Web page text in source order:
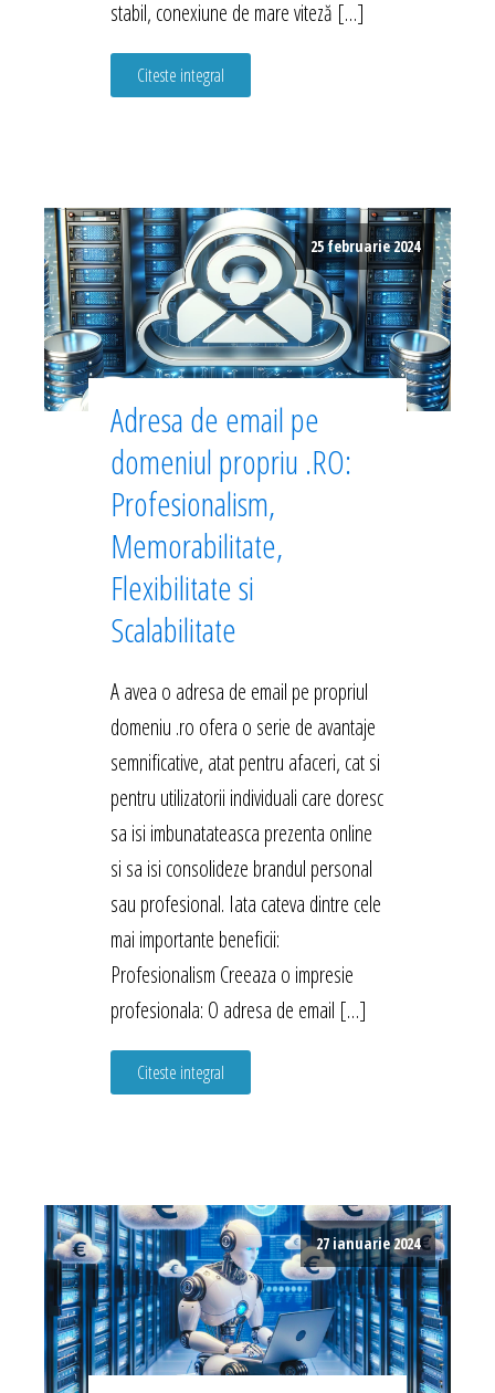
stabil, conexiune de mare viteză […]
Citeste integral
25 februarie 2024
Adresa de email pe
domeniul propriu .RO:
Profesionalism,
Memorabilitate,
Flexibilitate si
Scalabilitate
A avea o adresa de email pe propriul
domeniu .ro ofera o serie de avantaje
semnificative, atat pentru afaceri, cat si
pentru utilizatorii individuali care doresc
sa isi imbunatateasca prezenta online
si sa isi consolideze brandul personal
sau profesional. Iata cateva dintre cele
mai importante beneficii:
Profesionalism Creeaza o impresie
profesionala: O adresa de email […]
Citeste integral
27 ianuarie 2024